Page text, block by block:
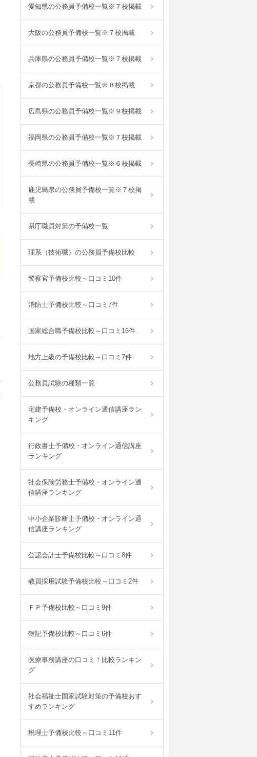
愛知県の公務員予備校一覧※７校掲載
大阪の公務員予備校一覧※７校掲載
兵庫県の公務員予備校一覧※７校掲載
京都の公務員予備校一覧※８校掲載
広島県の公務員予備校一覧※９校掲載
福岡県の公務員予備校一覧※７校掲載
長崎県の公務員予備校一覧※６校掲載
鹿児島県の公務員予備校一覧※７校掲
載
県庁職員対策の予備校一覧
理系（技術職）の公務員予備校比較
警察官予備校比較～口コミ10件
消防士予備校比較～口コミ7件
国家総合職予備校比較～口コミ16件
地方上級の予備校比較～口コミ7件
公務員試験の種類一覧
宅建予備校・オンライン通信講座ラン
キング
行政書士予備校・オンライン通信講座
ランキング
社会保険労務士予備校・オンライン通
信講座ランキング
中小企業診断士予備校・オンライン通
信講座ランキング
公認会計士予備校比較～口コミ8件
教員採用試験予備校比較～口コミ2件
ＦＰ予備校比較～口コミ9件
簿記予備校比較～口コミ6件
医療事務講座の口コミ！比較ランキン
グ
社会福祉士国家試験対策の予備校おす
すめランキング
税理士予備校比較～口コミ11件